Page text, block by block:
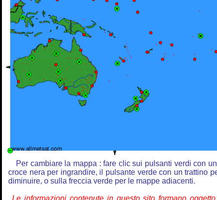
Per cambiare la mappa : fare clic sui pulsanti verdi con
croce nera per ingrandire, il pulsante verde con un trattino
diminuire, o sulla freccia verde per le mappe adiacenti.